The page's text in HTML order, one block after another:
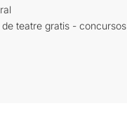
teatre gratis - concursos